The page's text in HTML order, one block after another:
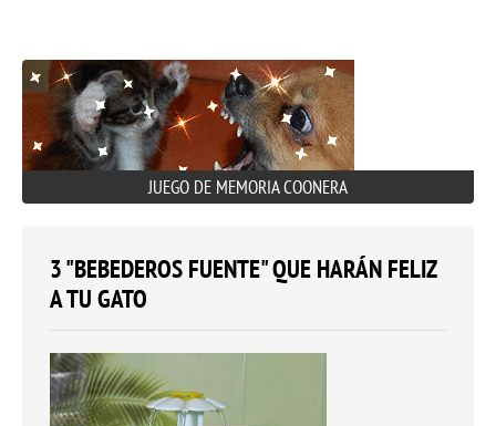
JUEGO DE MEMORIA COONERA
3 "BEBEDEROS FUENTE" QUE HARÁN FELIZ
A TU GATO